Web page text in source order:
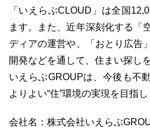
「いえらぶCLOUD」は全国
ます。また、近年深刻化する「
ディアの運営や、「おとり広告
開発などを通して、住まい探し
いえらぶGROUPは、今後も不
よりよい“住”環境の実現を目指し
会社名：株式会社いえらぶ